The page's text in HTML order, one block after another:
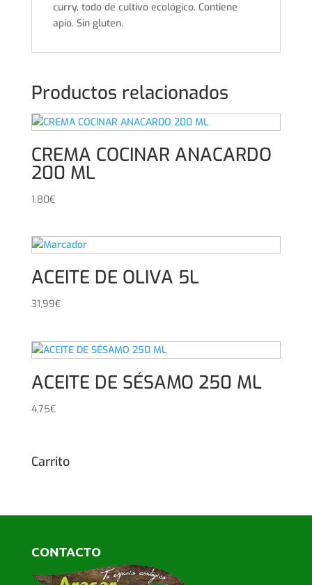
curry, todo de cultivo ecológico. Contiene
apio. Sin gluten.
Productos relacionados
CREMA COCINAR ANACARDO
200 ML
1,80€
ACEITE DE OLIVA 5L
31,99€
ACEITE DE SÉSAMO 250 ML
4,75€
Carrito
CONTACTO